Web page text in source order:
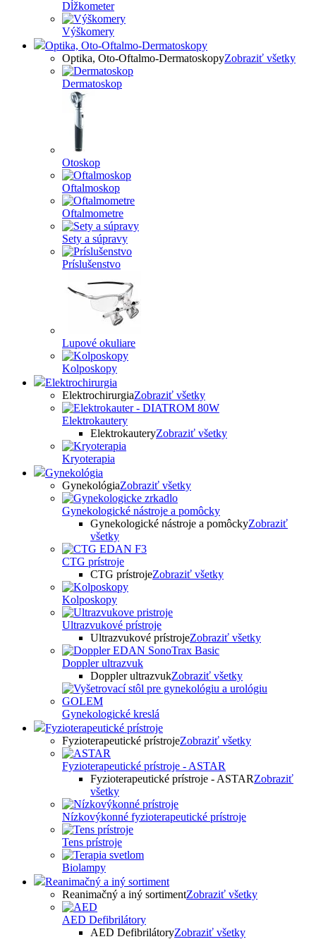
Dĺžkometer
Výškomery
Optika, Oto-Oftalmo-Dermatoskopy
Optika, Oto-Oftalmo-DermatoskopyZobraziť všetky
Dermatoskop
Otoskop
Oftalmoskop
Oftalmometre
Sety a súpravy
Príslušenstvo
Lupové okuliare
Kolposkopy
Elektrochirurgia
ElektrochirurgiaZobraziť všetky
Elektrokautery
ElektrokauteryZobraziť všetky
Kryoterapia
Gynekológia
GynekológiaZobraziť všetky
Gynekologické nástroje a pomôcky
Gynekologické nástroje a pomôckyZobraziť
všetky
CTG prístroje
CTG prístrojeZobraziť všetky
Kolposkopy
Ultrazvukové prístroje
Ultrazvukové prístrojeZobraziť všetky
Doppler ultrazvuk
Doppler ultrazvukZobraziť všetky
Gynekologické kreslá
Fyzioterapeutické prístroje
Fyzioterapeutické prístrojeZobraziť všetky
Fyzioterapeutické prístroje - ASTAR
Fyzioterapeutické prístroje - ASTARZobraziť
všetky
Nízkovýkonné fyzioterapeutické prístroje
Tens prístroje
Biolampy
Reanimačný a iný sortiment
Reanimačný a iný sortimentZobraziť všetky
AED Defibrilátory
AED DefibrilátoryZobraziť všetky